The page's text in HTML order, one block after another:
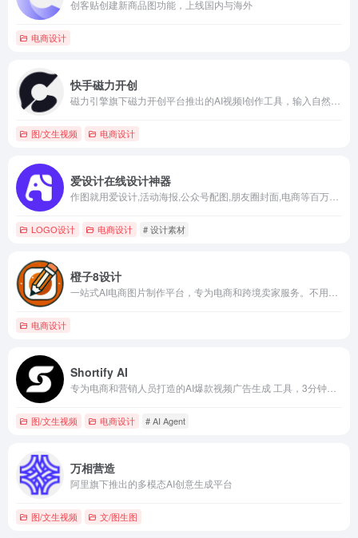
创客贴创建新商品图功能，上线国内与海外
电商设计
快手磁力开创
图/文生视频 电商设计
爱设计在线设计神器
LOGO设计 电商设计 # 设计素材
橙子8设计
电商设计
Shortify AI
图/文生视频 电商设计 # AI Agent
万相营造
阿里旗下推出的多模态AI创意生成平台
图/文生视频 文/图生图